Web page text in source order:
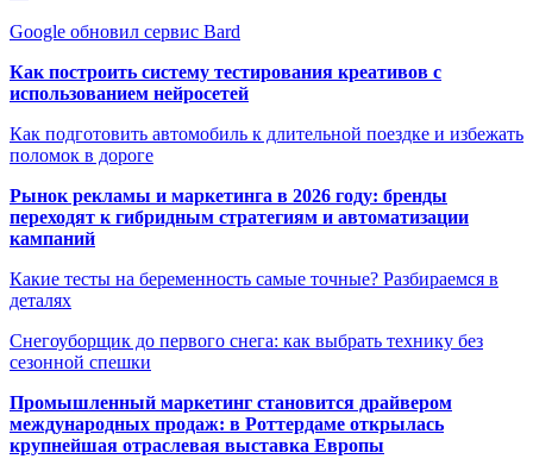
Google обновил сервис Bard
Как построить систему тестирования креативов с
использованием нейросетей
Как подготовить автомобиль к длительной поездке и избежать
поломок в дороге
Рынок рекламы и маркетинга в 2026 году: бренды
переходят к гибридным стратегиям и автоматизации
кампаний
Какие тесты на беременность самые точные? Разбираемся в
деталях
Снегоуборщик до первого снега: как выбрать технику без
сезонной спешки
Промышленный маркетинг становится драйвером
международных продаж: в Роттердаме открылась
крупнейшая отраслевая выставка Европы